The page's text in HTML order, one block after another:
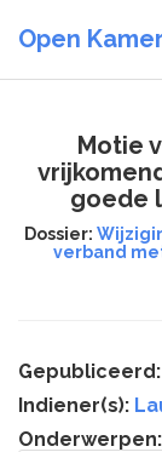
Open Kamer
Motie
goede
Dossier:
verband
Indiener(s):
Onderwerpen: